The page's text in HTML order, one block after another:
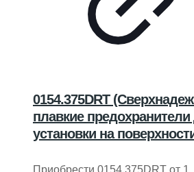
0154.375DRT
плавкие
установки на
Приобрести 0154.375DRT от 1